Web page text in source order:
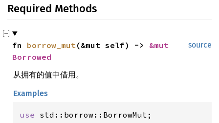
Required Methods
source
fn borrow_mut(&mut self) -> &mut
Borrowed
从拥有的值中借用。
Examples
use std::borrow::BorrowMut;